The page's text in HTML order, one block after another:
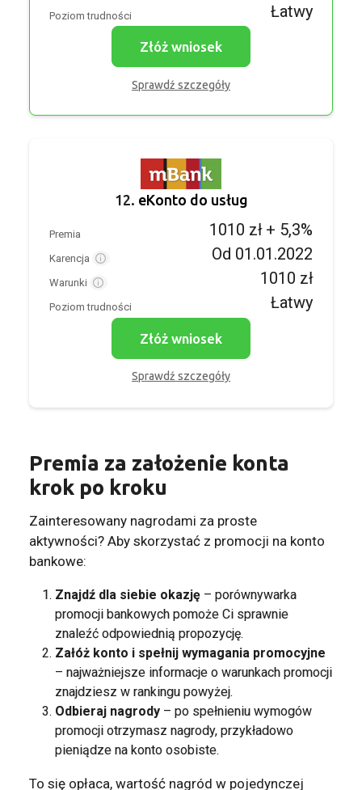
Poziom trudności Łatwy
Złóż wniosek
Sprawdź szczegóły
12. eKonto do usług
Premia 1010 zł + 5,3%
Karencja Od 01.01.2022
Warunki 1010 zł
Poziom trudności Łatwy
Złóż wniosek
Sprawdź szczegóły
Premia za założenie konta
krok po kroku
Zainteresowany nagrodami za proste
aktywności? Aby skorzystać z promocji na konto
bankowe:
Znajdź dla siebie okazję – porównywarka
promocji bankowych pomoże Ci sprawnie
znaleźć odpowiednią propozycję.
Załóż konto i spełnij wymagania promocyjne
– najważniejsze informacje o warunkach promocji
znajdziesz w rankingu powyżej.
Odbieraj nagrody – po spełnieniu wymogów
promocji otrzymasz nagrody, przykładowo
pieniądze na konto osobiste.
To się opłaca, wartość nagród w pojedynczej